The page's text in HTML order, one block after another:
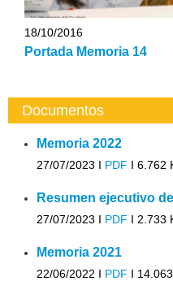
18/10/2016
Portada Memoria 14
Documentos
Memoria 2022
27/07/2023 I PDF I 6.762
Resumen ejecutivo
27/07/2023 I PDF I 2.733
Memoria 2021
22/06/2022 I PDF I